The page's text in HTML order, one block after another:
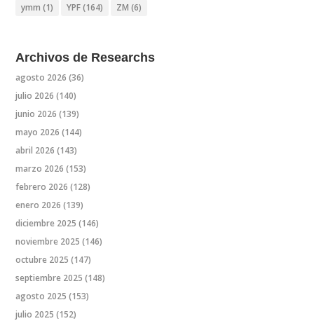
ymm (1) YPF(164) ZM (6)
Archivos de Researchs
agosto 2026 (36)
julio 2026 (140)
junio 2026 (139)
mayo 2026 (144)
abril 2026 (143)
marzo 2026 (153)
febrero 2026 (128)
enero 2026 (139)
diciembre 2025 (146)
noviembre 2025 (146)
octubre 2025 (147)
septiembre 2025 (148)
agosto 2025 (153)
julio 2025 (152)